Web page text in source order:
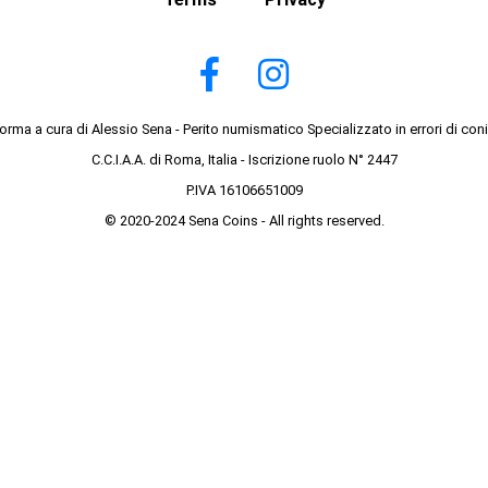
a cura di Alessio Sena - Perito numismatico Specializzato in errori di
C.C.I.A.A. di Roma, Italia - Iscrizione ruolo N° 2447
P.IVA 16106651009
© 2020-2024 Sena Coins - All rights reserved.